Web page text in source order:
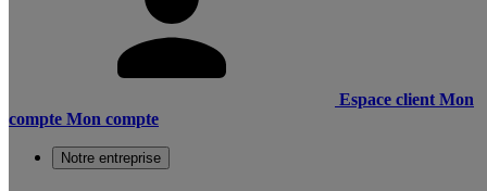
Espace client Mon
compte Mon compte
Notre entreprise